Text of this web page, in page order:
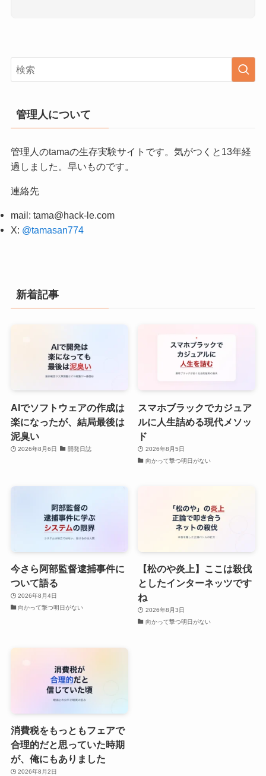
管理人について
管理人のtamaの生存実験サイトです。気がつくと13年経
過しました。早いものです。
連絡先
mail: tama@hack-le.com
X: @tamasan774
新着記事
AIでソフトウェアの作成は
楽になったが、結局最後は
泥臭い
2026年8月6日 開発日誌
スマホブラックでカジュア
ルに人生詰める現代メソッ
ド
2026年8月5日
向かって撃つ明日がない
今さら阿部監督逮捕事件に
ついて語る
2026年8月4日
向かって撃つ明日がない
【松のや炎上】ここは殺伐
としたインターネッツです
ね
2026年8月3日
向かって撃つ明日がない
消費税をもっともフェアで
合理的だと思っていた時期
が、俺にもありました
2026年8月2日